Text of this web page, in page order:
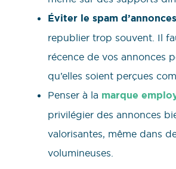
Éviter le spam d’annonces
republier trop souvent. Il
récence de vos annonces
qu’elles soient perçues
Penser à la marque
privilégier des annonces
valorisantes, même dans
volumineuses.